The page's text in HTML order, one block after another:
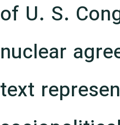
of U. S.
nuclear
text